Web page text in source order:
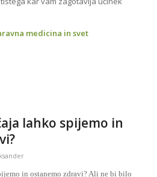
medicina in svet
lahko spijemo in
in ostanemo zdravi? Ali ne bi bilo